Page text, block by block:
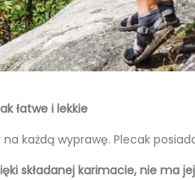
łatwe i lekkie
na każdą wyprawę. Plecak
składanej karimacie, nie ma